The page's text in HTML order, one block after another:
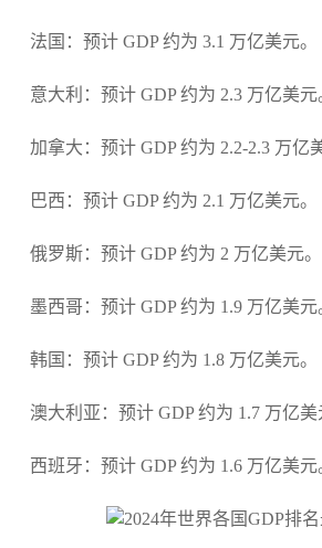
法国：预计 GDP 约为 3.1 万亿美元。
意大利：预计 GDP 约为 2.3 万亿美元
加拿大：预计 GDP 约为 2.2-2.3 万亿
巴西：预计 GDP 约为 2.1 万亿美元。
俄罗斯：预计 GDP 约为 2 万亿美元。
墨西哥：预计 GDP 约为 1.9 万亿美元
韩国：预计 GDP 约为 1.8 万亿美元。
澳大利亚：预计 GDP 约为 1.7 万亿美
西班牙：预计 GDP 约为 1.6 万亿美元